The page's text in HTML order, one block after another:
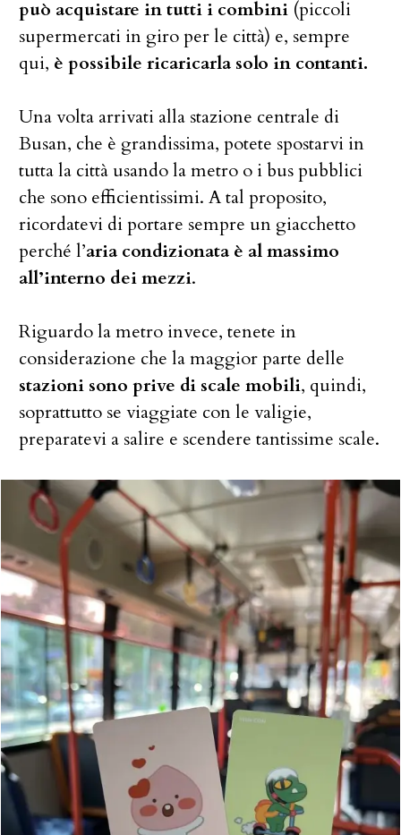
può acquistare in tutti i combini (piccoli
supermercati in giro per le città) e, sempre
qui, è possibile ricaricarla solo in contanti.
Una volta arrivati alla stazione centrale di
Busan, che è grandissima, potete spostarvi in
tutta la città usando la metro o i bus pubblici
che sono efficientissimi. A tal proposito,
ricordatevi di portare sempre un giacchetto
perché l’aria condizionata è al massimo
all’interno dei mezzi.
Riguardo la metro invece, tenete in
considerazione che la maggior parte delle
stazioni sono prive di scale mobili, quindi,
soprattutto se viaggiate con le valigie,
preparatevi a salire e scendere tantissime scale.